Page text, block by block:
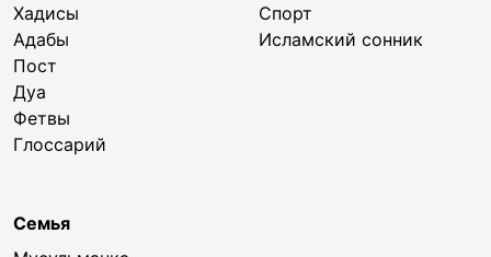
Хадисы
Адабы
Пост
Дуа
Фетвы
Глоссарий
Спорт
Исламский сонник
Семья